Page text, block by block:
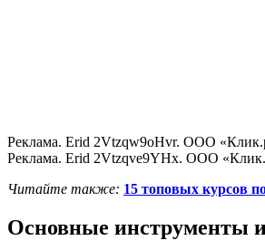
Реклама. Erid 2Vtzqw9oHvr. ООО
Реклама. Erid 2Vtzqve9YHx. ООО
Читайте также: 15 топовых курсов
Основные инструменты